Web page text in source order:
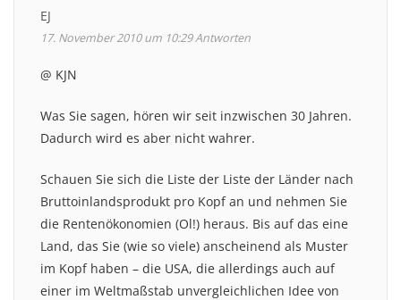
EJ
17. November 2010 um 10:29Antworten
@ KJN
Was Sie sagen, hören wir seit inzwischen 30 Jahren.
Dadurch wird es aber nicht wahrer.
Schauen Sie sich die Liste der Liste der Länder nach
Bruttoinlandsprodukt pro Kopf an und nehmen Sie
die Rentenökonomien (Ol!) heraus. Bis auf das eine
Land, das Sie (wie so viele) anscheinend als Muster
im Kopf haben – die USA, die allerdings auch auf
einer im Weltmaßstab unvergleichlichen Idee von